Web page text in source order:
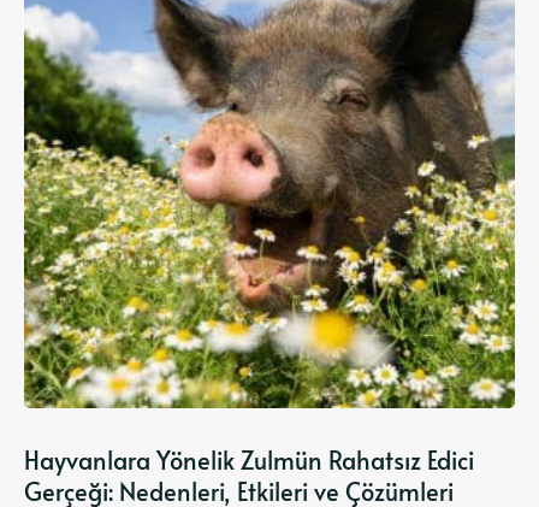
Hayvanlara Yönelik Zulmün Rahatsız Edici
Gerçeği: Nedenleri, Etkileri ve Çözümleri